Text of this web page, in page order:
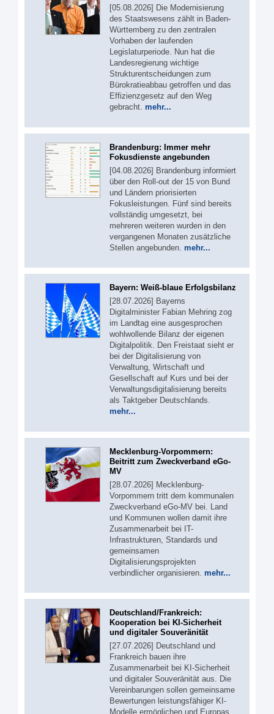
[05.08.2026] Die Modernisierung
des Staatswesens zählt in Baden-
Württemberg zu den zentralen
Vorhaben der laufenden
Legislaturperiode. Nun hat die
Landesregierung wichtige
Strukturentscheidungen zum
Bürokratieabbau getroffen und das
Effizienzgesetz auf den Weg
gebracht. mehr...
Brandenburg: Immer mehr
Fokusdienste angebunden
[04.08.2026] Brandenburg informiert
über den Roll-out der 15 von Bund
und Ländern priorisierten
Fokusleistungen. Fünf sind bereits
vollständig umgesetzt, bei
mehreren weiteren wurden in den
vergangenen Monaten zusätzliche
Stellen angebunden. mehr...
Bayern: Weiß-blaue Erfolgsbilanz
[28.07.2026] Bayerns
Digitalminister Fabian Mehring zog
im Landtag eine ausgesprochen
wohlwollende Bilanz der eigenen
Digitalpolitik. Den Freistaat sieht er
bei der Digitalisierung von
Verwaltung, Wirtschaft und
Gesellschaft auf Kurs und bei der
Verwaltungsdigitalisierung bereits
als Taktgeber Deutschlands.
mehr...
Mecklenburg-Vorpommern:
Beitritt zum Zweckverband eGo-
MV
[28.07.2026] Mecklenburg-
Vorpommern tritt dem kommunalen
Zweckverband eGo-MV bei. Land
und Kommunen wollen damit ihre
Zusammenarbeit bei IT-
Infrastrukturen, Standards und
gemeinsamen
Digitalisierungsprojekten
verbindlicher organisieren. mehr...
Deutschland/Frankreich:
Kooperation bei KI-Sicherheit
und digitaler Souveränität
[27.07.2026] Deutschland und
Frankreich bauen ihre
Zusammenarbeit bei KI-Sicherheit
und digitaler Souveränität aus. Die
Vereinbarungen sollen gemeinsame
Bewertungen leistungsfähiger KI-
Modelle ermöglichen und Europas